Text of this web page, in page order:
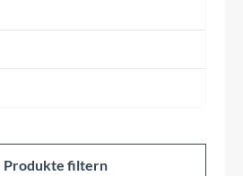
Produkte filtern